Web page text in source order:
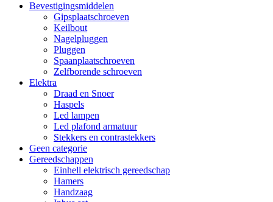
Bevestigingsmiddelen
Gipsplaatschroeven
Keilbout
Nagelpluggen
Pluggen
Spaanplaatschroeven
Zelfborende schroeven
Elektra
Draad en Snoer
Haspels
Led lampen
Led plafond armatuur
Stekkers en contrastekkers
Geen categorie
Gereedschappen
Einhell elektrisch gereedschap
Hamers
Handzaag